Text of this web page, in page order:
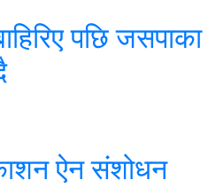
पछि जसपाका
ऐन संशोधन